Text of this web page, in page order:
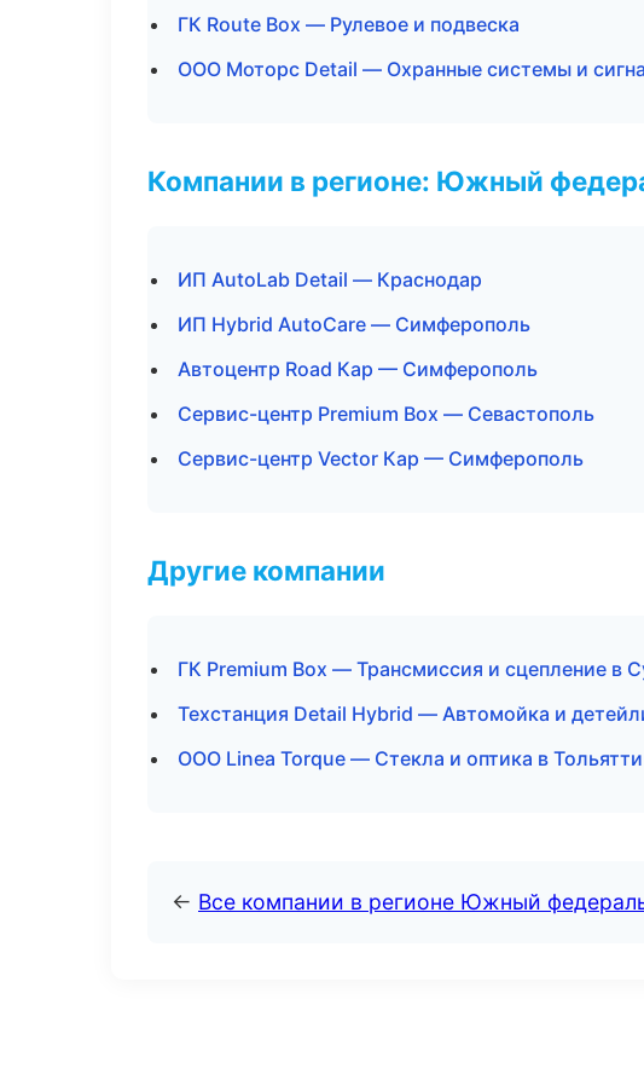
ГК Route Box — Рулевое и подвеска
ООО Моторс Detail — Охранные системы и
Компании в регионе: Южный
ИП AutoLab Detail — Краснодар
ИП Hybrid AutoCare — Симферополь
Автоцентр Road Кар — Симферополь
Сервис-центр Premium Box — Севастополь
Сервис-центр Vector Кар — Симферополь
Другие компании
ГК Premium Box — Трансмиссия и сцепление в
Техстанция Detail Hybrid — Автомойка и
ООО Linea Torque — Стекла и оптика в Тольятти
← Все компании в регионе Южный